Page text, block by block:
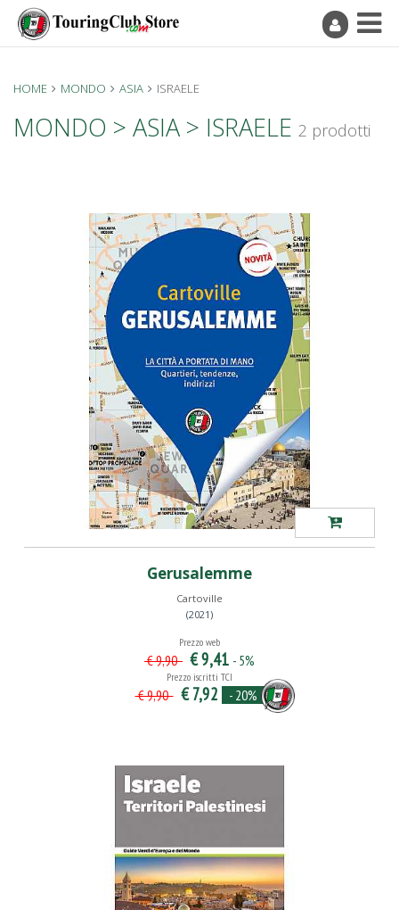
HOME MONDO ASIA ISRAELE
MONDO > ASIA > ISRAELE 2 prodotti
Gerusalemme
Cartoville
(2021)
Prezzo web
€ 9,90 € 9,41 - 5%
Prezzo iscritti TCI
€ 9,90 € 7,92 - 20%